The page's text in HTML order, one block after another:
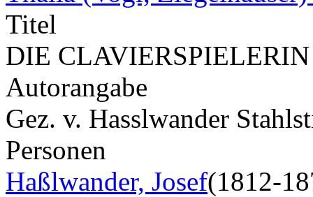
Titel
DIE CLAVIERSPIELERIN
Autorangabe
Gez. v. Hasslwander
Personen
Haßlwander, Josef(1812-